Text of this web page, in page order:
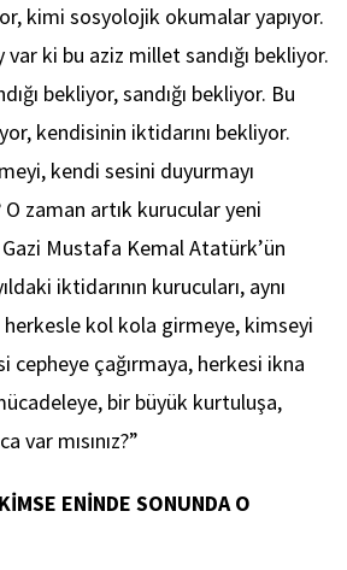
kimi sosyolojik okumalar yapıyor.
ki bu aziz millet sandığı bekliyor.
bekliyor, sandığı bekliyor. Bu
kendisinin iktidarını bekliyor.
kendi sesini duyurmayı
zaman artık kurucular yeni
Mustafa Kemal Atatürk’ün
iktidarının kurucuları, aynı
herkesle kol kola girmeye, kimseyi
cepheye çağırmaya, herkesi ikna
bir büyük kurtuluşa,
var mısınız?”
ENİNDE SONUNDA O